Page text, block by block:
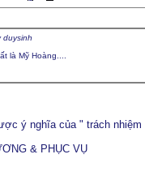
duysinh
là Mỹ Hoàng....
ý nghĩa của " trách nhiệm
& PHỤC VỤ